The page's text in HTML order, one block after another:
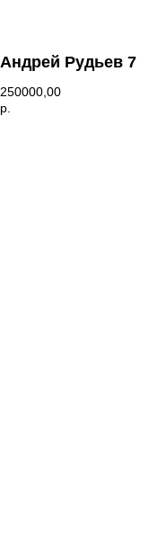
Андрей Рудьев 7
250000,00
р.